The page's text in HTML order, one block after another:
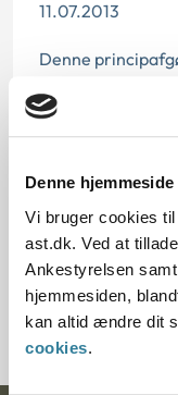
Denne
Vi bruger cookies
ast.dk. Ved at
Ankestyrelsen
hjemmesiden,
kan altid ændre dit
cookies.
11.07.2013
Denne
regler på
§ 7 § 35 § 34b § 34
Journalnummer
7100030-06